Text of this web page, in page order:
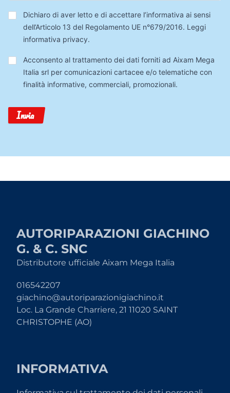
Privacy*
Dichiaro di aver letto e di accettare l’informativa ai sensi
dell’Articolo 13 del Regolamento UE n°679/2016. Leggi
informativa privacy.
Trattamento
Dati
Acconsento al trattamento dei dati forniti ad Aixam Mega
Italia srl per comunicazioni cartacee e/o telematiche con
finalità informative, commerciali, promozionali.
Invia
AUTORIPARAZIONI GIACHINO
G. & C. SNC
Distributore ufficiale Aixam Mega Italia
016542207
giachino@autoriparazionigiachino.it
Loc. La Grande Charriere, 21 11020 SAINT
CHRISTOPHE (AO)
INFORMATIVA